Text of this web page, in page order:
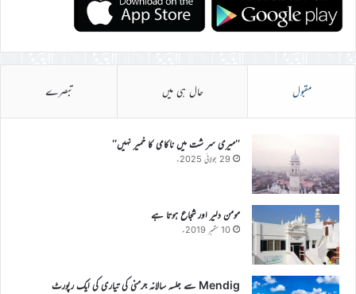
مقبول حال ہی میں تبصرے
’’میری سر شت میں ناکامی کا خمیر نہیں‘‘
29 جولائی 2025ء
مومن دلیر اور شجاع ہوتا ہے
10 ستمبر 2019ء
Mendig سے جلسہ سالانہ جرمنی کی تیاری کی ایک رپورٹ